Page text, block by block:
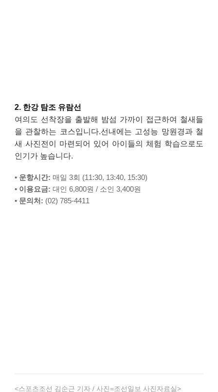
2. 한강 탐조 유람선
여의도 선착장을 출발해 밤섬 가까이 접근하여 철새들
을 관찰하는 코스입니다.선내에는 고성능 망원경과 철
새 사진전이 마련되어 있어 아이들의 체험 학습으로도
인기가 높습니다.
• 운항시간: 매일 3회 (11:30, 13:40, 15:30)
• 이용요금: 대인 6,800원 / 소인 3,400원
• 문의처: (02) 785-4411
<스포츠조선 김순근 기자 / 사진=조선일보 사진자료실>